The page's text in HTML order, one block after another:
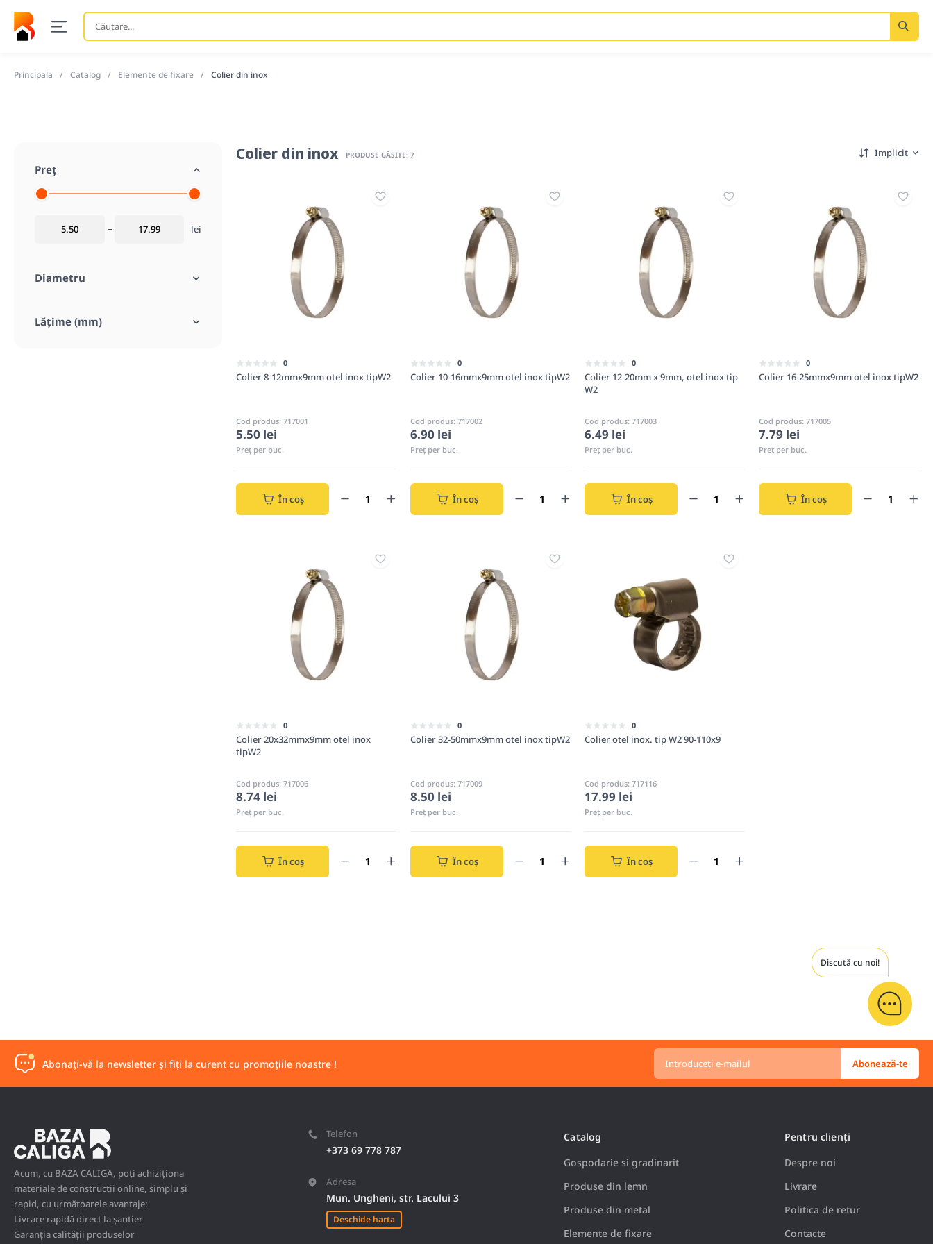
Căutare
Principala Catalog Elemente de fixare Colier din inox
Preț
lei
Diametru
Lățime (mm)
Colier din inox PRODUSE GĂSITE: 7 Implicit
0
Colier 8-12mmx9mm otel inox tipW2
Cod produs: 717001
5.50 lei
Preț per buc.
În coș
0
Colier 10-16mmx9mm otel inox tipW2
Cod produs: 717002
6.90 lei
Preț per buc.
În coș
0
Colier 12-20mm x 9mm, otel inox tip
W2
Cod produs: 717003
6.49 lei
Preț per buc.
În coș
0
Colier 16-25mmx9mm otel inox tipW2
Cod produs: 717005
7.79 lei
Preț per buc.
În coș
0
Colier 20x32mmx9mm otel inox
tipW2
Cod produs: 717006
8.74 lei
Preț per buc.
În coș
0
Colier 32-50mmx9mm otel inox tipW2
Cod produs: 717009
8.50 lei
Preț per buc.
În coș
0
Colier otel inox. tip W2 90-110x9
Cod produs: 717116
17.99 lei
Preț per buc.
În coș
Discută cu noi!
Abonați-vă la newsletter și fiți la curent cu promoțiile noastre !
Introduceți
mailul
Abonează-te
Acum, cu BAZA CALIGA, poți achiziționa
materiale de construcții online, simplu și
rapid, cu următoarele avantaje:
Livrare rapidă direct la șantier
Garanția calității produselor
Telefon
+373 69 778 787
Adresa
Mun. Ungheni, str. Lacului 3
Deschide harta
Catalog
Gospodarie si gradinarit
Produse din lemn
Produse din metal
Elemente de fixare
Pentru clienți
Despre noi
Livrare
Politica de retur
Contacte